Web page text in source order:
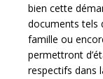
bien cette
documents tels
famille ou
permettront
respectifs dans